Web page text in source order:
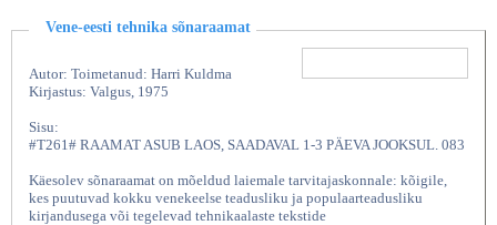
Vene-eesti tehnika sõnaraamat
Autor: Toimetanud: Harri Kuldma
Kirjastus: Valgus, 1975
Sisu:
#T261# RAAMAT ASUB LAOS, SAADAVAL 1-3 PÄEVA JOOKSUL. 083
Käesolev sõnaraamat on mõeldud laiemale tarvitajaskonnale: kõigile,
kes puutuvad kokku venekeelse teadusliku ja populaarteadusliku
kirjandusega või tegelevad tehnikaalaste tekstide